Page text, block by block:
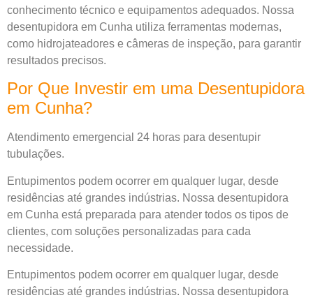
conhecimento técnico e equipamentos adequados. Nossa
desentupidora em Cunha utiliza ferramentas modernas,
como hidrojateadores e câmeras de inspeção, para garantir
resultados precisos.
Por Que Investir em uma Desentupidora
em Cunha?
Atendimento emergencial 24 horas para desentupir
tubulações.
Entupimentos podem ocorrer em qualquer lugar, desde
residências até grandes indústrias. Nossa desentupidora
em Cunha está preparada para atender todos os tipos de
clientes, com soluções personalizadas para cada
necessidade.
Entupimentos podem ocorrer em qualquer lugar, desde
residências até grandes indústrias. Nossa desentupidora